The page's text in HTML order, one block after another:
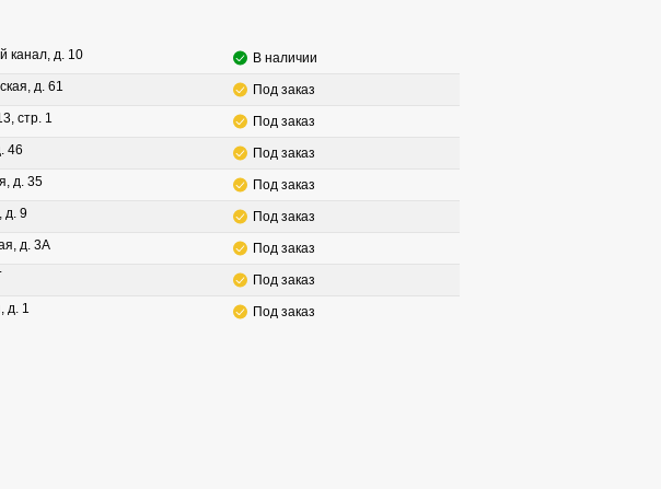
канал, д. 10
В наличии
д. 61
Под заказ
стр. 1
Под заказ
46
Под заказ
д. 35
Под заказ
д. 9
Под заказ
д. 3А
Под заказ
Под заказ
д. 1
Под заказ